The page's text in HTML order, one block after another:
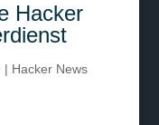
Hacker
| Hacker News